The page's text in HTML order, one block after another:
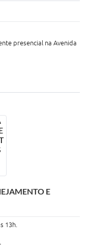
presencial na Avenida
E
13h.